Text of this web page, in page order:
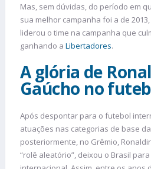
Mas, sem dúvidas, do período em
sua melhor campanha foi a de
liderou o time na campanha que
ganhando a Libertadores.
A glória de
Gaúcho no
Após despontar para o futebol
atuações nas categorias de base
posteriormente, no Grêmio,
“rolê aleatório”, deixou o Brasil